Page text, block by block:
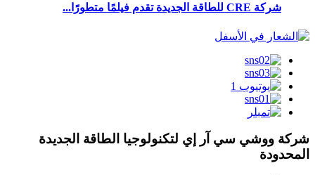
شركة CRE للطاقة الجديدة تقدم فيلمًا متطورًا...
شركة ووشي سي آر إي لتكنولوجيا الطاقة الجديدة
المحدودة